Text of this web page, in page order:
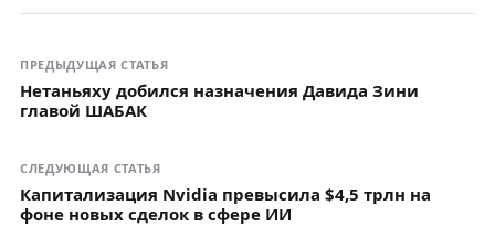
ПРЕДЫДУЩАЯ СТАТЬЯ
Нетаньяху добился назначения Давида Зини
главой ШАБАК
СЛЕДУЮЩАЯ СТАТЬЯ
Капитализация Nvidia превысила $4,5 трлн на
фоне новых сделок в сфере ИИ